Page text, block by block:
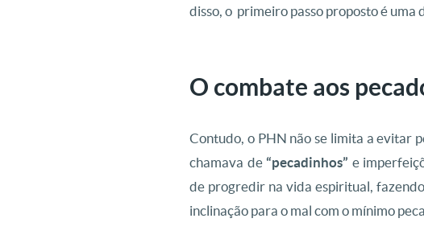
disso, o primeiro passo proposto é
O combate aos
Contudo, o PHN não se limita a evitar
chamava de “pecadinhos” e
de progredir na vida espiritual,
inclinação para o mal com o mínimo